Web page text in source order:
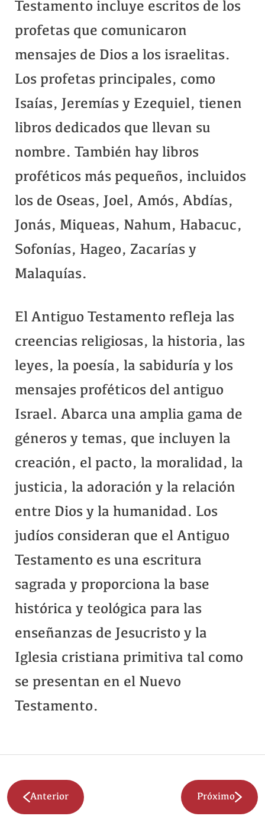
Testamento incluye escritos de los
profetas que comunicaron
mensajes de Dios a los israelitas.
Los profetas principales, como
Isaías, Jeremías y Ezequiel, tienen
libros dedicados que llevan su
nombre. También hay libros
proféticos más pequeños, incluidos
los de Oseas, Joel, Amós, Abdías,
Jonás, Miqueas, Nahum, Habacuc,
Sofonías, Hageo, Zacarías y
Malaquías.
El Antiguo Testamento refleja las
creencias religiosas, la historia, las
leyes, la poesía, la sabiduría y los
mensajes proféticos del antiguo
Israel. Abarca una amplia gama de
géneros y temas, que incluyen la
creación, el pacto, la moralidad, la
justicia, la adoración y la relación
entre Dios y la humanidad. Los
judíos consideran que el Antiguo
Testamento es una escritura
sagrada y proporciona la base
histórica y teológica para las
enseñanzas de Jesucristo y la
Iglesia cristiana primitiva tal como
se presentan en el Nuevo
Testamento.
Anterior Próximo